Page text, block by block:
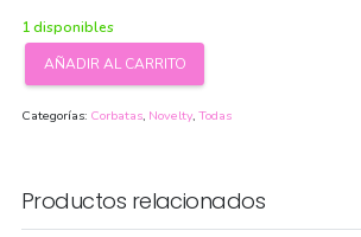
1 disponibles
Corbata
Snoopy3
AÑADIR AL CARRITO
Categorías: Corbatas, Novelty, Todas
Productos relacionados